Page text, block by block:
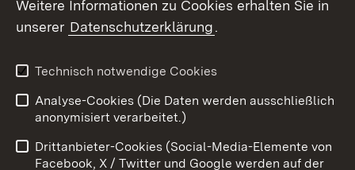
X / Twitter
Youtube
Benutzungshinweise
Barrierefreiheit
Weitere Informationen zu Cookies erhalten Sie in
unserer Datenschutzerklärung.
Technisch notwendige Cookies
Analyse-Cookies (Die Daten werden ausschließlich
anonymisiert verarbeitet.)
Drittanbieter-Cookies (Social-Media-Elemente von
Facebook, X / Twitter und Google werden auf der